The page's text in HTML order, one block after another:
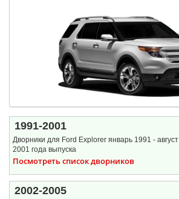
1991-2001
Дворники для Ford Explorer январь 1991 - август
2001 года выпуска
Посмотреть список дворников
2002-2005